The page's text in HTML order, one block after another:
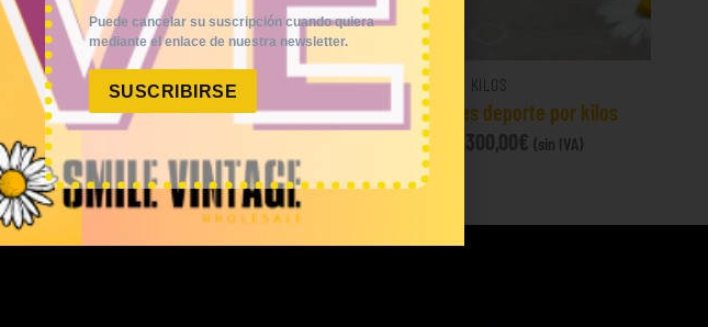
POLOS
Mix de polos vintage de marca por kilos
80,00
KILOS
Mix pantalones deporte por kilos
75,00
300,00€ (sin IVA)
Puede cancelar su suscripción cuando quiera
mediante el enlace de nuestra newsletter.
SUSCRIBIRSE